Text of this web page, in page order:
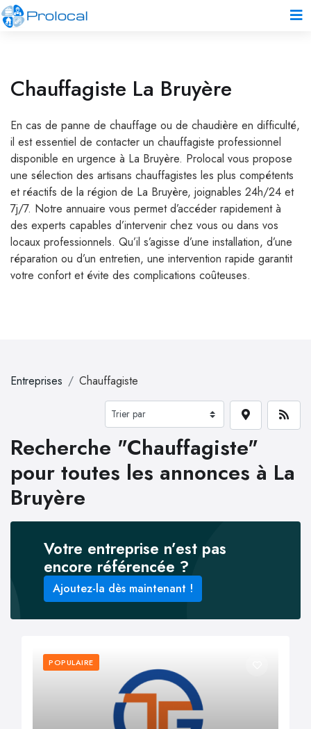
Chauffagiste La Bruyère
En cas de panne de chauffage ou de chaudière en difficulté,
il est essentiel de contacter un chauffagiste professionnel
disponible en urgence à La Bruyère. Prolocal vous propose
une sélection des artisans chauffagistes les plus compétents
et réactifs de la région de La Bruyère, joignables 24h/24 et
7j/7. Notre annuaire vous permet d’accéder rapidement à
des experts capables d’intervenir chez vous ou dans vos
locaux professionnels. Qu’il s’agisse d’une installation, d’une
réparation ou d’un entretien, une intervention rapide garantit
votre confort et évite des complications coûteuses.
Entreprises Chauffagiste
Recherche "Chauffagiste"
pour toutes les annonces à La
Bruyère
Votre entreprise n’est pas
encore référencée ?
Ajoutez-la dès maintenant !
POPULAIRE